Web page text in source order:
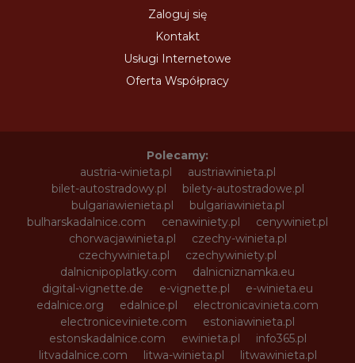
Zaloguj się
Kontakt
Usługi Internetowe
Oferta Współpracy
Polecamy:
austria-winieta.pl
austriawinieta.pl
bilet-autostradowy.pl
bilety-autostradowe.pl
bulgariawienieta.pl
bulgariawinieta.pl
bulharskadalnice.com
cenawiniety.pl
cenywiniet.pl
chorwacjawinieta.pl
czechy-winieta.pl
czechywinieta.pl
czechywiniety.pl
dalnicnipoplatky.com
dalnicniznamka.eu
digital-vignette.de
e-vignette.pl
e-winieta.eu
edalnice.org
edalnice.pl
electronicavinieta.com
electroniceviniete.com
estoniawinieta.pl
estonskadalnice.com
ewinieta.pl
info365.pl
litvadalnice.com
litwa-winieta.pl
litwawinieta.pl